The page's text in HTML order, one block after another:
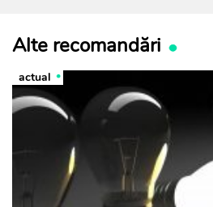
Alte recomandări
actual